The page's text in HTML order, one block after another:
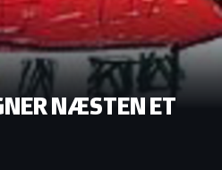
NÆSTEN ET